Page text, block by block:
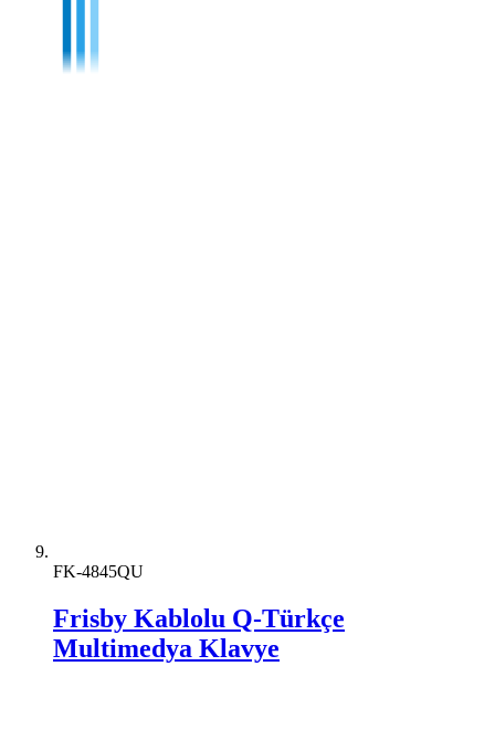
FK-4845QU
Frisby Kablolu Q-Türkçe
Multimedya Klavye